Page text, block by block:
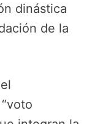
dinástica
de la